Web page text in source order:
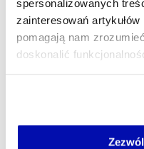
spersonalizowanych
zainteresowań
pomagają nam
doskonalić
Jeżeli nie wyrażasz
możesz łatwo